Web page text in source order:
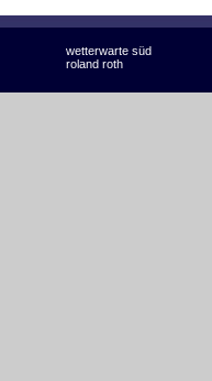
wetterwarte süd
roland roth